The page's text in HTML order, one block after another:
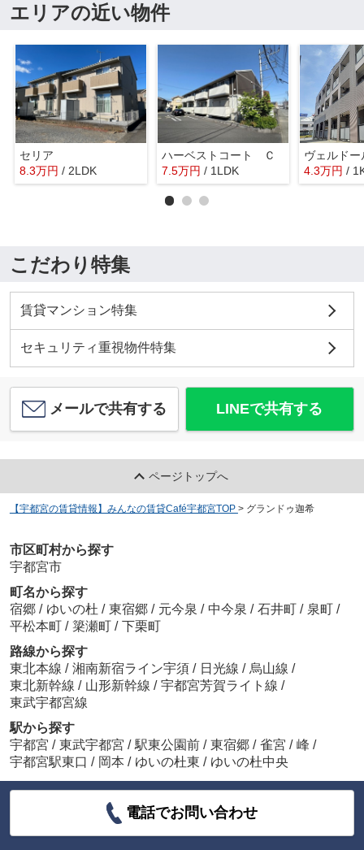
エリアの近い物件
セリア
8.3万円 / 2LDK
ハーベストコート Ｃ
7.5万円 / 1LDK 4.3万円 /
こだわり特集
賃貸マンション特集
セキュリティ重視物件特集
メールで共有する LINEで共有する
ページトップへ
【宇都宮の賃貸情報】みんなの賃貸Café宇都宮TOP > グランドゥ迦希
市区町村から探す
宇都宮市
町名から探す
宿郷 / ゆいの杜 / 東宿郷 / 元今泉 / 中今泉 / 石井町 / 泉町 /
平松本町 / 簗瀬町 / 下栗町
路線から探す
東北本線 / 湘南新宿ライン宇須 / 日光線 / 烏山線 /
東北新幹線 / 山形新幹線 / 宇都宮芳賀ライト線 /
東武宇都宮線
駅から探す
宇都宮 / 東武宇都宮 / 駅東公園前 / 東宿郷 / 雀宮 / 峰 /
宇都宮駅東口 / 岡本 / ゆいの杜東 / ゆいの杜中央
電話でお問い合わせ